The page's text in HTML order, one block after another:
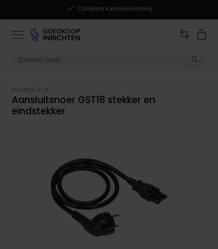
Complete kantoorinrichting
PLUX02-Z-3
Aansluitsnoer GST18 stekker en
eindstekker